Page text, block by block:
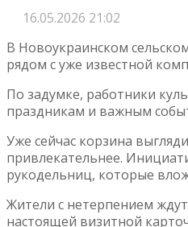
16.05.2026 21:02
В Новоукраинском
рядом с уже известной
По задумке, работники
праздникам и важным
Уже сейчас корзина
привлекательнее.
рукодельниц, которые
Жители с нетерпением
настоящей визитной